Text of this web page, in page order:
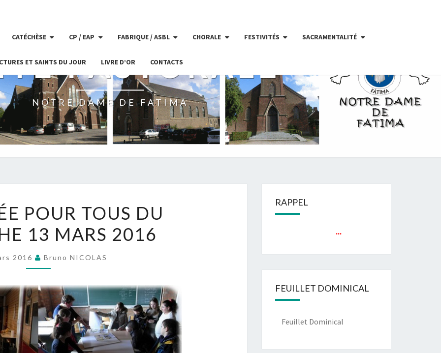
CATÉCHÈSE CP / EAP FABRIQUE / ASBL CHORALE FESTIVITÉS SACRAMENTALITÉ
ET SAINTS DU JOUR LIVRE D’OR CONTACTS
PASTORALE
NOTRE DAME DE FATIMA
POUR
TOUS
DU
DIMANCHE
MARS
2016
POUR TOUS DU
13 MARS 2016
2016 Bruno NICOLAS
RAPPEL
FEUILLET DOMINICAL
Feuillet Dominical